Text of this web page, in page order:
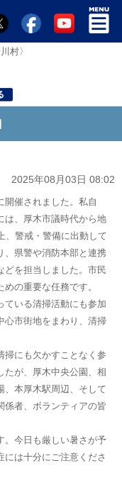
村〉
2025年08月03日 08:02
開催されました。私自
は、厚木市議時代から地
、警戒・警備に出動して
、県警や消防本部と連携
どを担当しました。市民
の重要な任務です。
ている清掃活動にも参加
心市街地をまわり、清掃
掃にも欠かすことなく参
たが、厚木中央公園、相
、本厚木駅周辺、そして
係者、ボランティアの皆
。今日も厳しい暑さが予
は十分にご注意くださ